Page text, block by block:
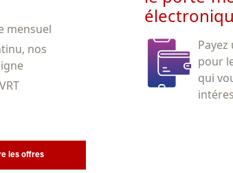
mensuel
nos
pour
qui
les offres